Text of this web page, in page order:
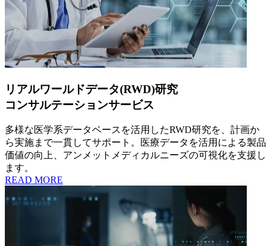
リアルワールドデータ(RWD)研究
コンサルテーションサービス
多様な医学系データベースを活用したRWD研究を、 計画か
ら実施まで一貫してサポート 。 医療データを活用に よる製品
価値の向上、 アンメットメディカルニーズの可視化を支援し
ます。
READ MORE